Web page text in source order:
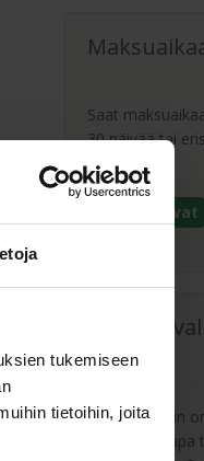
tukemiseen
tietoihin, joita
Saat
30 päivää tai
36kk.
Maksutavat
Oma
kuljetus
Kaluste-Matin
turvallinen